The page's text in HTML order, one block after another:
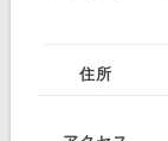
住所